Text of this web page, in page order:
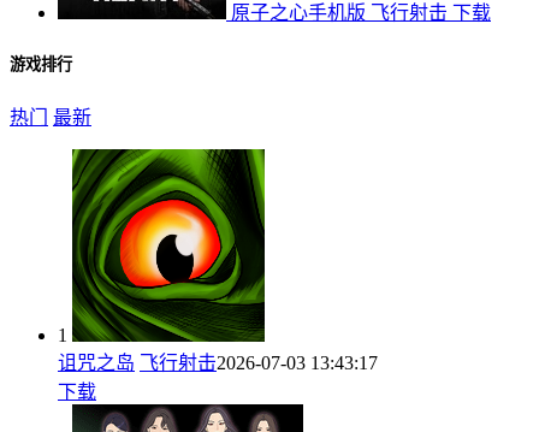
原子之心手机版 飞行射击 下载
游戏排行
热门 最新
1
诅咒之岛 飞行射击2026-07-03 13:43:17
下载